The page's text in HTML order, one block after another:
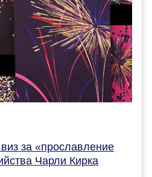
за «прославление
Чарли Кирка